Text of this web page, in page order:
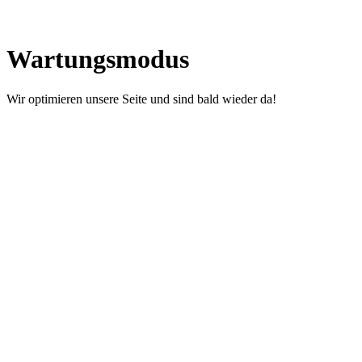
Wartungsmodus
Wir optimieren unsere Seite und sind bald wieder da!